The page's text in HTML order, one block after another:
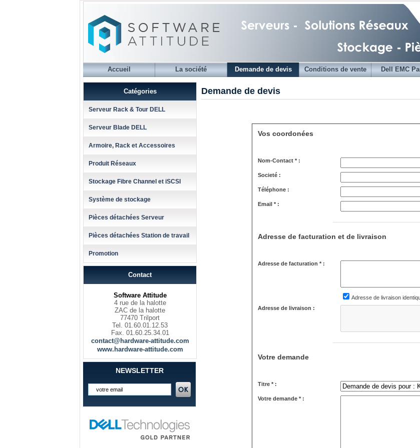
Accueil La société Demande de devis Conditions de vente Dell EMC
Catégories
Serveur Rack & Tour DELL
Serveur Blade DELL
Armoire, Rack et Accessoires
Produit Réseaux
Stockage Fibre Channel et iSCSI
Système de stockage
Pièces détachées Serveur
Pièces détachées Station de travail
Promotion
Contact
Software Attitude
4 rue de la halotte
ZAC de la halotte
77470 Trilport
Tel. 01.60.01.12.53
Fax. 01.60.25.34.01
contact@hardware-attitude.com
www.hardware-attitude.com
NEWSLETTER
Demande de devis
Vos coordonées
Nom-Contact * :
Societé :
Téléphone :
Email * :
Adresse de facturation et de livraison
Adresse de facturation * :
Adresse de livraison
Adresse de livraison :
Votre demande
Titre * :
Votre demande * :